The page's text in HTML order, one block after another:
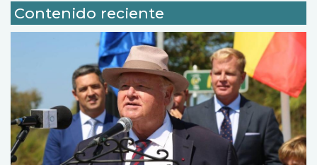
Contenido reciente